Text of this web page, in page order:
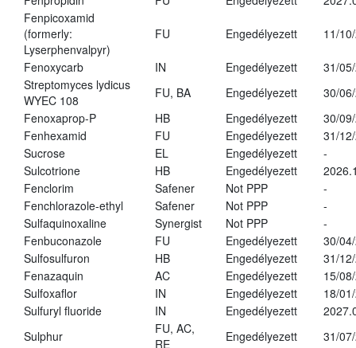
Fenpicoxamid
(formerly:
Lyserphenvalpyr)
FU Engedélyezett 11/
Fenoxycarb IN Engedélyezett
31/
Streptomyces lydicus
WYEC 108
FU, BA Engedélyezett
30/
Fenoxaprop-P
HB Engedélyezett
30/
Fenhexamid
FU Engedélyezett
31/
Sucrose
EL Engedélyezett
-
Sulcotrione
HB Engedélyezett
Fenclorim
Safener Not PPP
-
Fenchlorazole-ethyl
Safener Not PPP
-
Sulfaquinoxaline
Synergist Not PPP
-
Fenbuconazole
FU Engedélyezett
30/
Sulfosulfuron
HB Engedélyezett
31/
Fenazaquin
AC Engedélyezett
15/
Sulfoxaflor
IN Engedélyezett
18/
Sulfuryl fluoride
IN Engedélyezett
Sulphur
FU, AC,
RE
Engedélyezett
31/